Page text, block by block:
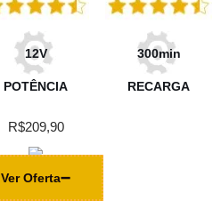
12V
POTÊNCIA
300min
RECARGA
R$209,90
Ver Oferta